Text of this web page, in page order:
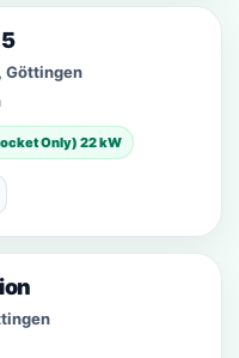
Göttingen
Only) 22 kW